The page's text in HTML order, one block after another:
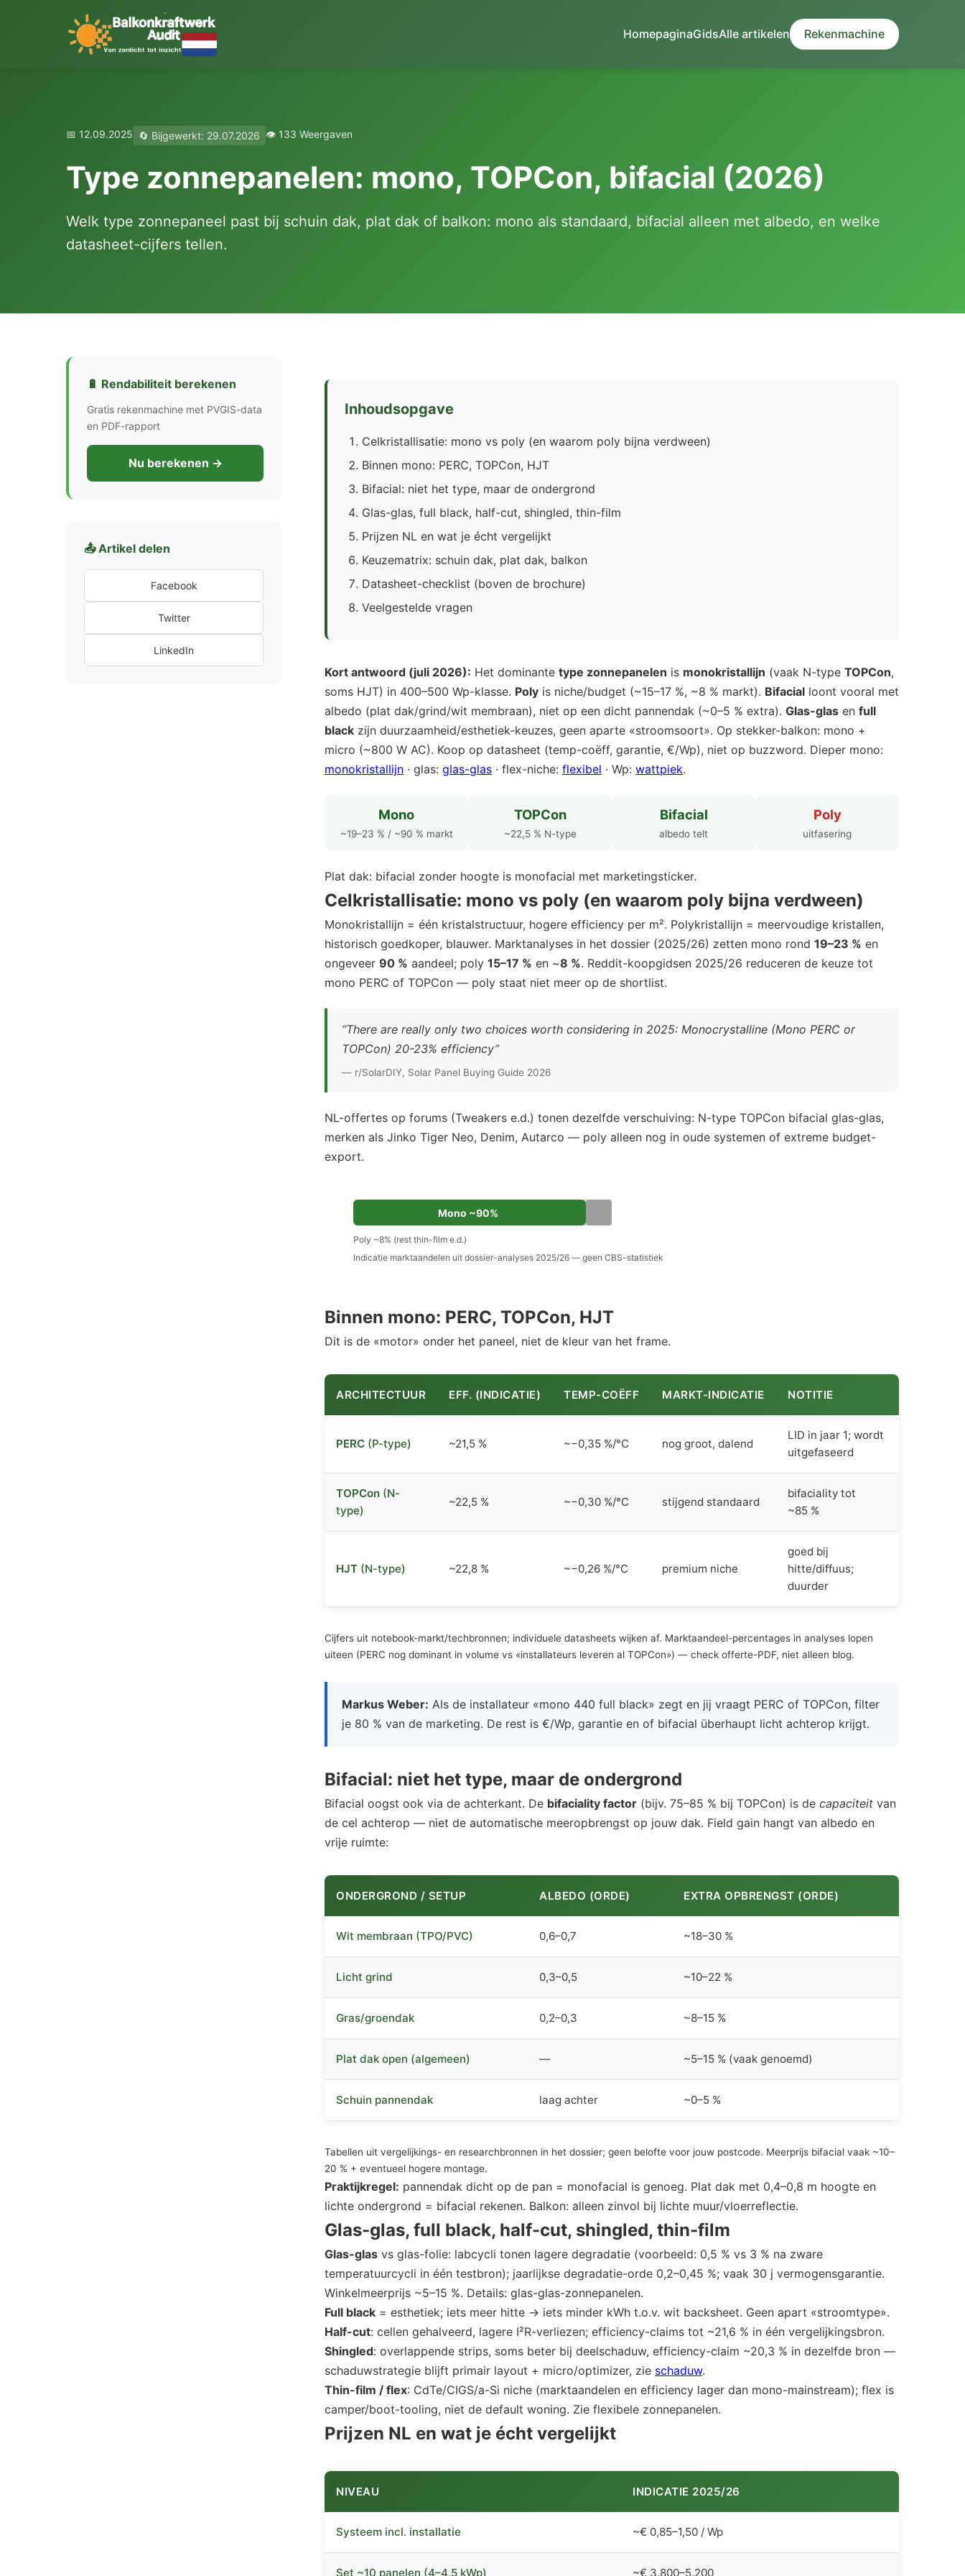
HomepaginaGidsAlle artikelen Rekenmachine
📅 12.09.2025 🔄 Bijgewerkt: 29.07.2026 👁️ 133 Weergaven
Type zonnepanelen: mono, TOPCon, bifacial (2026)
Welk type zonnepaneel past bij schuin dak, plat dak of balkon: mono als standaard, bifacial alleen met albedo, en welke
datasheet-cijfers tellen.
🔋 Rendabiliteit berekenen
Gratis rekenmachine met PVGIS-data
en PDF-rapport
Nu berekenen →
📤 Artikel delen
Facebook
Twitter
LinkedIn
Inhoudsopgave
Celkristallisatie: mono vs poly (en waarom poly bijna verdween)
Binnen mono: PERC, TOPCon, HJT
Bifacial: niet het type, maar de ondergrond
Glas-glas, full black, half-cut, shingled, thin-film
Prijzen NL en wat je écht vergelijkt
Keuzematrix: schuin dak, plat dak, balkon
Datasheet-checklist (boven de brochure)
Veelgestelde vragen
Kort antwoord (juli 2026): Het dominante type zonnepanelen is monokristallijn (vaak N-type TOPCon,
soms HJT) in 400–500 Wp-klasse. Poly is niche/budget (~15–17 %, ~8 % markt). Bifacial loont vooral met
albedo (plat dak/grind/wit membraan), niet op een dicht pannendak (~0–5 % extra). Glas-glas en full
black zijn duurzaamheid/esthetiek-keuzes, geen aparte «stroomsoort». Op stekker-balkon: mono +
micro (~800 W AC). Koop op datasheet (temp-coëff, garantie, €/Wp), niet op buzzword. Dieper mono:
monokristallijn · glas: glas-glas · flex-niche: flexibel · Wp: wattpiek.
Mono
~19–23 % / ~90 % markt
TOPCon
~22,5 % N-type
Bifacial
albedo telt
Poly
uitfasering
Plat dak: bifacial zonder hoogte is monofacial met marketingsticker.
Celkristallisatie: mono vs poly (en waarom poly bijna verdween)
Monokristallijn = één kristalstructuur, hogere efficiency per m². Polykristallijn = meervoudige kristallen,
historisch goedkoper, blauwer. Marktanalyses in het dossier (2025/26) zetten mono rond 19–23 % en
ongeveer 90 % aandeel; poly 15–17 % en ~8 %. Reddit-koopgidsen 2025/26 reduceren de keuze tot
mono PERC of TOPCon — poly staat niet meer op de shortlist.
“There are really only two choices worth considering in 2025: Monocrystalline (Mono PERC or
TOPCon) 20-23% efficiency”
— r/SolarDIY, Solar Panel Buying Guide 2026
NL-offertes op forums (Tweakers e.d.) tonen dezelfde verschuiving: N-type TOPCon bifacial glas-glas,
merken als Jinko Tiger Neo, Denim, Autarco — poly alleen nog in oude systemen of extreme budget-
export.
Mono ~90%
Poly ~8% (rest thin-film e.d.)
Indicatie marktaandelen uit dossier-analyses 2025/26 — geen CBS-statistiek
Binnen mono: PERC, TOPCon, HJT
Dit is de «motor» onder het paneel, niet de kleur van het frame.
ARCHITECTUUR EFF. (INDICATIE) TEMP-COËFF MARKT-INDICATIE NOTITIE
PERC (P-type) ~21,5 % ~−0,35 %/°C nog groot, dalend
LID in jaar 1; wordt
uitgefaseerd
TOPCon (N-
type)
~22,5 % ~−0,30 %/°C stijgend standaard
bifaciality tot
~85 %
HJT (N-type) ~22,8 % ~−0,26 %/°C premium niche
goed bij
hitte/diffuus;
duurder
Cijfers uit notebook-markt/techbronnen; individuele datasheets wijken af. Marktaandeel-percentages in analyses lopen
uiteen (PERC nog dominant in volume vs «installateurs leveren al TOPCon») — check offerte-PDF, niet alleen blog.
Markus Weber: Als de installateur «mono 440 full black» zegt en jij vraagt PERC of TOPCon, filter
je 80 % van de marketing. De rest is €/Wp, garantie en of bifacial überhaupt licht achterop krijgt.
Bifacial: niet het type, maar de ondergrond
Bifacial oogst ook via de achterkant. De bifaciality factor (bijv. 75–85 % bij TOPCon) is de capaciteit van
de cel achterop — niet de automatische meeropbrengst op jouw dak. Field gain hangt van albedo en
vrije ruimte:
ONDERGROND / SETUP ALBEDO (ORDE) EXTRA OPBRENGST (ORDE)
Wit membraan (TPO/PVC) 0,6–0,7 ~18–30 %
Licht grind 0,3–0,5 ~10–22 %
Gras/groendak 0,2–0,3 ~8–15 %
Plat dak open (algemeen) — ~5–15 % (vaak genoemd)
Schuin pannendak laag achter ~0–5 %
Tabellen uit vergelijkings- en researchbronnen in het dossier; geen belofte voor jouw postcode. Meerprijs bifacial vaak ~10–
20 % + eventueel hogere montage.
Praktijkregel: pannendak dicht op de pan = monofacial is genoeg. Plat dak met 0,4–0,8 m hoogte en
lichte ondergrond = bifacial rekenen. Balkon: alleen zinvol bij lichte muur/vloerreflectie.
Glas-glas, full black, half-cut, shingled, thin-film
Glas-glas vs glas-folie: labcycli tonen lagere degradatie (voorbeeld: 0,5 % vs 3 % na zware
temperatuurcycli in één testbron); jaarlijkse degradatie-orde 0,2–0,45 %; vaak 30 j vermogensgarantie.
Winkelmeerprijs ~5–15 %. Details: glas-glas-zonnepanelen.
Full black = esthetiek; iets meer hitte → iets minder kWh t.o.v. wit backsheet. Geen apart «stroomtype».
Half-cut: cellen gehalveerd, lagere I²R-verliezen; efficiency-claims tot ~21,6 % in één vergelijkingsbron.
Shingled: overlappende strips, soms beter bij deelschaduw, efficiency-claim ~20,3 % in dezelfde bron —
schaduwstrategie blijft primair layout + micro/optimizer, zie schaduw.
Thin-film / flex: CdTe/CIGS/a-Si niche (marktaandelen en efficiency lager dan mono-mainstream); flex is
camper/boot-tooling, niet de default woning. Zie flexibele zonnepanelen.
Prijzen NL en wat je écht vergelijkt
NIVEAU INDICATIE 2025/26
Systeem incl. installatie ~€ 0,85–1,50 / Wp
Set ~10 panelen (4–4,5 kWp) ~€ 3.800–5.200